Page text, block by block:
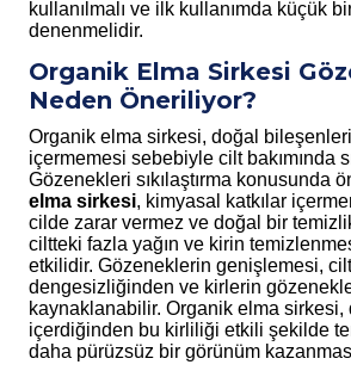
kullanılmalı ve ilk kullanımda küçük
denenmelidir.
Organik Elma Sirkesi
Neden Öneriliyor?
Organik elma sirkesi, doğal
içermemesi sebebiyle cilt bakımında
Gözenekleri sıkılaştırma konusunda
elma sirkesi, kimyasal katkılar
cilde zarar vermez ve doğal bir
ciltteki fazla yağın ve kirin
etkilidir. Gözeneklerin genişlemesi,
dengesizliğinden ve kirlerin
kaynaklanabilir. Organik elma sirkesi,
içerdiğinden bu kirliliği etkili şekilde
daha pürüzsüz bir görünüm